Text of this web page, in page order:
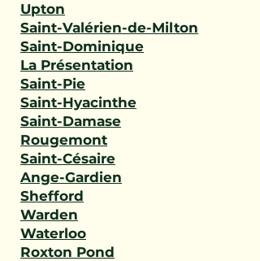
Upton
Saint-Valérien-de-Milton
Saint-Dominique
La Présentation
Saint-Pie
Saint-Hyacinthe
Saint-Damase
Rougemont
Saint-Césaire
Ange-Gardien
Shefford
Warden
Waterloo
Roxton Pond